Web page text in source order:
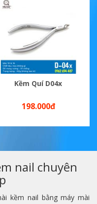
Kềm Quí D04x
198.000đ
nail chuyên
kềm nail bằng máy mài